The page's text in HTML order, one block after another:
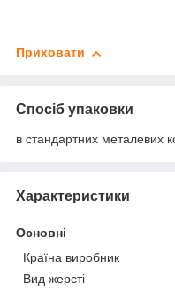
Приховати
Спосіб упаковки
в стандартних металевих
Характеристики
Основні
Країна виробник
Вид жерсті